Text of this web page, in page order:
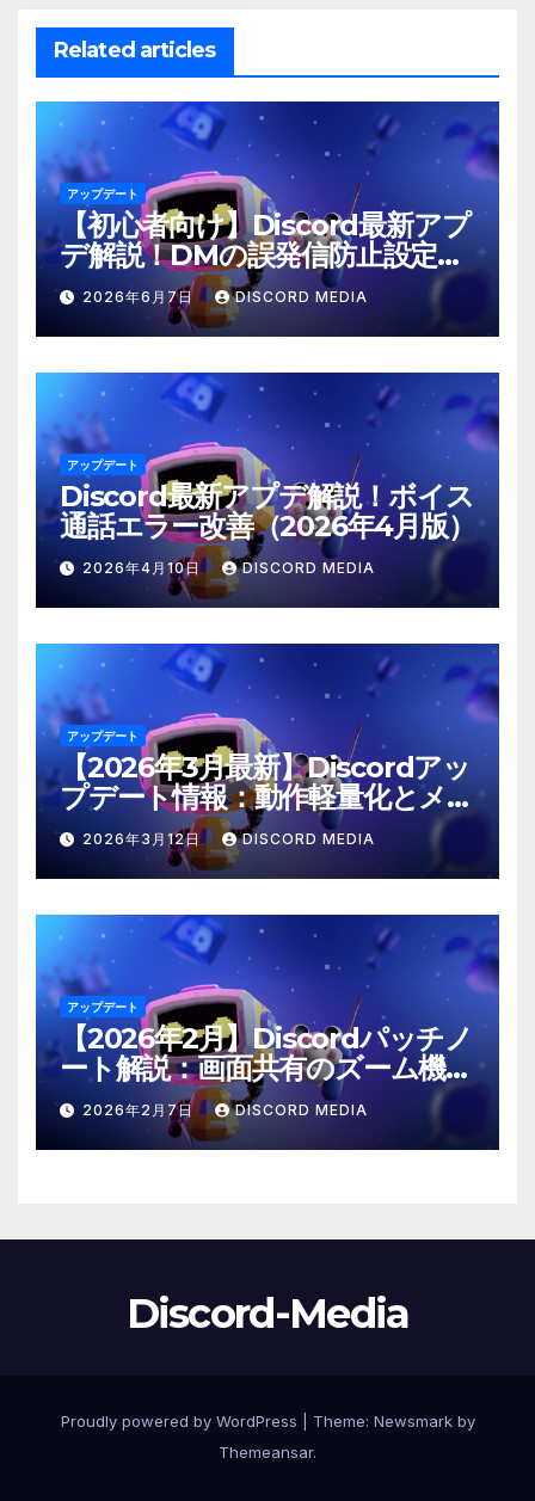
ー
シ
ョ
ン
Related articles
アップデート
【初心者向け】Discord最新アプ
デ解説！DMの誤発信防止設定と
は？
2026年6月7日 DISCORD MEDIA
アップデート
Discord最新アプデ解説！ボイス
通話エラー改善（2026年4月版）
2026年4月10日 DISCORD MEDIA
アップデート
【2026年3月最新】Discordアッ
プデート情報：動作軽量化とメン
ション仕様の修正
2026年3月12日 DISCORD MEDIA
アップデート
【2026年2月】Discordパッチノ
ート解説：画面共有のズーム機能
や「@time」コマンドが登場！
2026年2月7日 DISCORD MEDIA
Discord-Media
Proudly powered by WordPress Theme: Newsmarkby
Themeansar.